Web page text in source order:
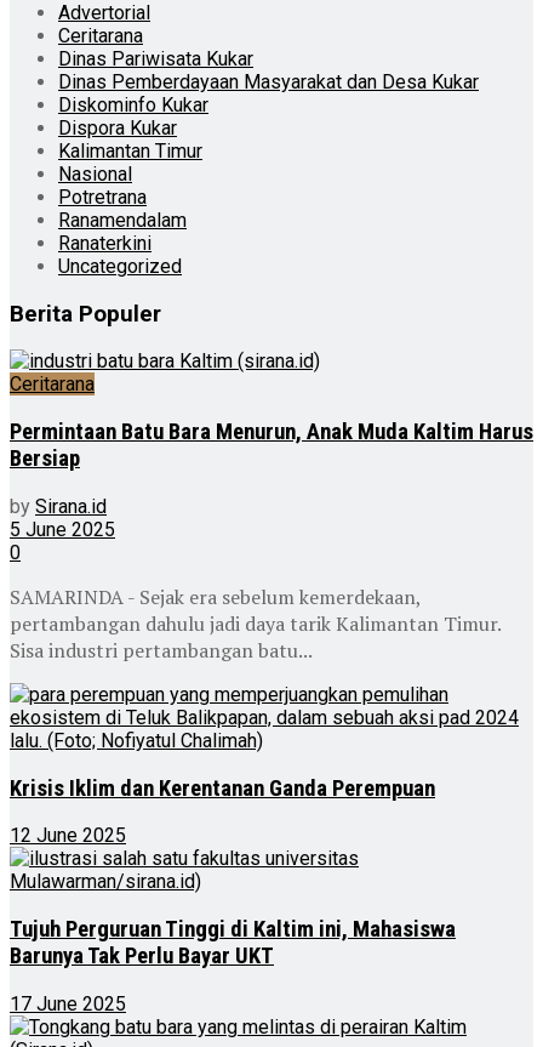
Advertorial
Ceritarana
Dinas Pariwisata Kukar
Dinas Pemberdayaan Masyarakat dan Desa Kukar
Diskominfo Kukar
Dispora Kukar
Kalimantan Timur
Nasional
Potretrana
Ranamendalam
Ranaterkini
Uncategorized
Berita Populer
Ceritarana
Permintaan Batu Bara Menurun, Anak Muda Kaltim Harus
Bersiap
by Sirana.id
5 June 2025
0
SAMARINDA - Sejak era sebelum kemerdekaan,
pertambangan dahulu jadi daya tarik Kalimantan Timur.
Sisa industri pertambangan batu...
Krisis Iklim dan Kerentanan Ganda Perempuan
12 June 2025
Tujuh Perguruan Tinggi di Kaltim ini, Mahasiswa
Barunya Tak Perlu Bayar UKT
17 June 2025